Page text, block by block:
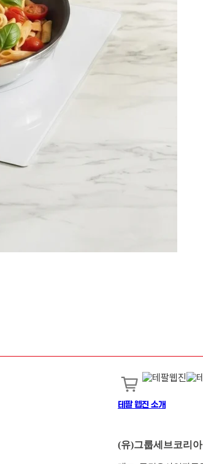
테팔 웹진 소개
(유)그룹세브코리아